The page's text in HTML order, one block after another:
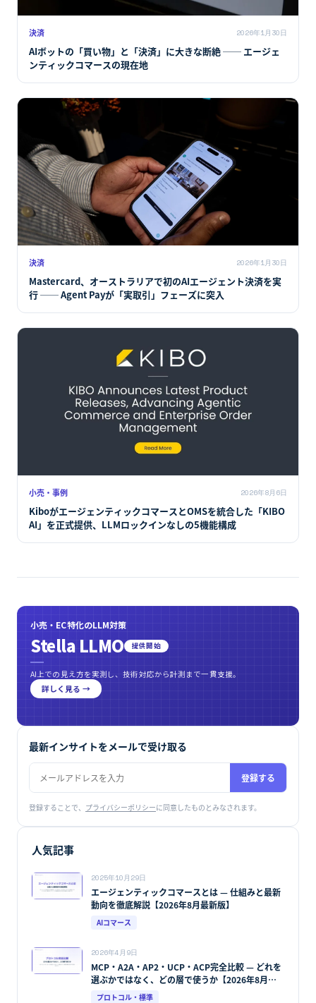
決済 2026年1月30日
AIボットの「買い物」と「決済」に大きな断絶 ── エージェ
ンティックコマースの現在地
決済 2026年1月30日
Mastercard、オーストラリアで初のAIエージェント決済を実
行 ── Agent Payが「実取引」フェーズに突入
小売・事例 2026年8月6日
KiboがエージェンティックコマースとOMSを統合した「KIBO
AI」を正式提供、LLMロックインなしの5機能構成
小売・EC特化のLLM対策
Stella LLMO 提供開始
AI上での見え方を実測し、技術対応から計測まで一貫支援。
詳しく見る →
最新インサイトをメールで受け取る
登録する
登録することで、 プライバシーポリシーに同意したものとみなされます。
人気記事
2025年10月29日
エージェンティックコマースとは — 仕組みと最新
動向を徹底解説【2026年8月最新版】
AIコマース
2026年4月9日
MCP・A2A・AP2・UCP・ACP完全比較 — どれを
選ぶかではなく、どの層で使うか【2026年8月最
新版】
プロトコル・標準